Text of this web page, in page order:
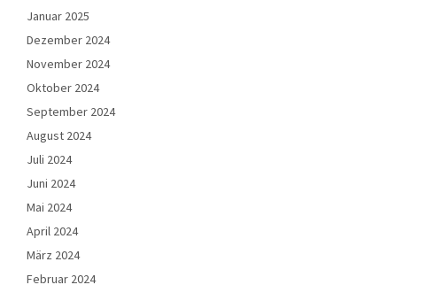
Januar 2025
Dezember 2024
November 2024
Oktober 2024
September 2024
August 2024
Juli 2024
Juni 2024
Mai 2024
April 2024
März 2024
Februar 2024